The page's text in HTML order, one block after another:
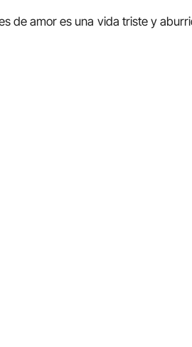
de amor es una vida triste y